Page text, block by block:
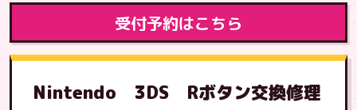
受付予約はこちら
Nintendo 3DS Rボタン交換修理